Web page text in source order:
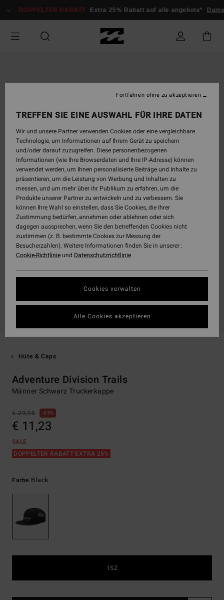
zur
springen
DOPPELTER RABATT Extra 25% Rabatt auf alle angebote* Damen
Hüte & Caps
Adventure Division Trails
Männer Schwarz Truckerkappe
€ 29,95 63%
€ 11,23
SALE
DOPPELTER RABATT EXTRA 25%
Farbe Black
1SZ
TREFFEN SIE EINE AUSWAHL FÜR IHRE DATEN
Wir und unsere Partner verwenden Cookies oder eine vergleichbare
Technologie, um Informationen auf Ihrem Gerät zu speichern
und/oder darauf zuzugreifen. Diese personenbezogenen
Informationen (wie Ihre Browserdaten und Ihre IP-Adresse) können
verwendet werden, um Ihnen personalisierte Beiträge und Inhalte zu
präsentieren, um die Leistung von Werbung und Inhalten zu
messen, und um mehr über ihr Publikum zu erfahren, um die
Produkte unserer Partner zu entwickeln und zu verbessern. Sie
können Ihre Wahl so einstellen, dass Sie Cookies, die Ihrer
Zustimmung bedürfen, annehmen oder ablehnen oder sich
dagegen aussprechen, wenn Sie den betreffenden Cookies nicht
zustimmen (z. B. bestimmte Cookies zur Messung der
Besucherzahlen). Weitere Informationen finden Sie in unserer :
Cookie-Richtlinieund Datenschutzrichtlinie
Cookies verwalten
Fortfahren ohne zu akzeptieren
Alle Cookies akzeptieren